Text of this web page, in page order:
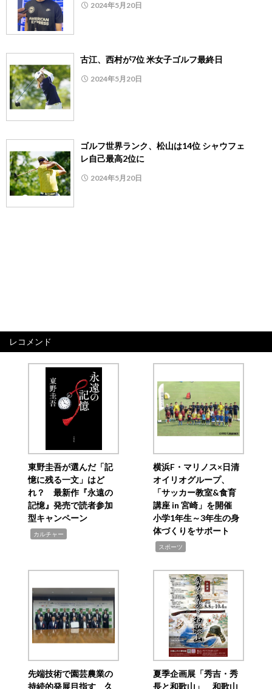
2024年5月20日
古江、西村が7位 米女子ゴルフ最終日
2024年5月20日
ゴルフ世界ランク、松山は14位 シャウフェ
レ自己最高2位に
2024年5月20日
レコメンド
東野圭吾が選んだ「記
憶に残る一文」はど
れ？ 最新作『永遠の
記憶』発売で読者参加
型キャンペーン
カルチャー
横浜F・マリノス×日清
オイリオグループ、
「サッカー教室&食育
講座 in 宮崎」を開催
小学1年生～3年生の身
体づくりをサポート
スポーツ
先端技術で園芸農業の
持続的発展目指す 久
夏季企画展「秀吉・秀
長と和歌山」 和歌山